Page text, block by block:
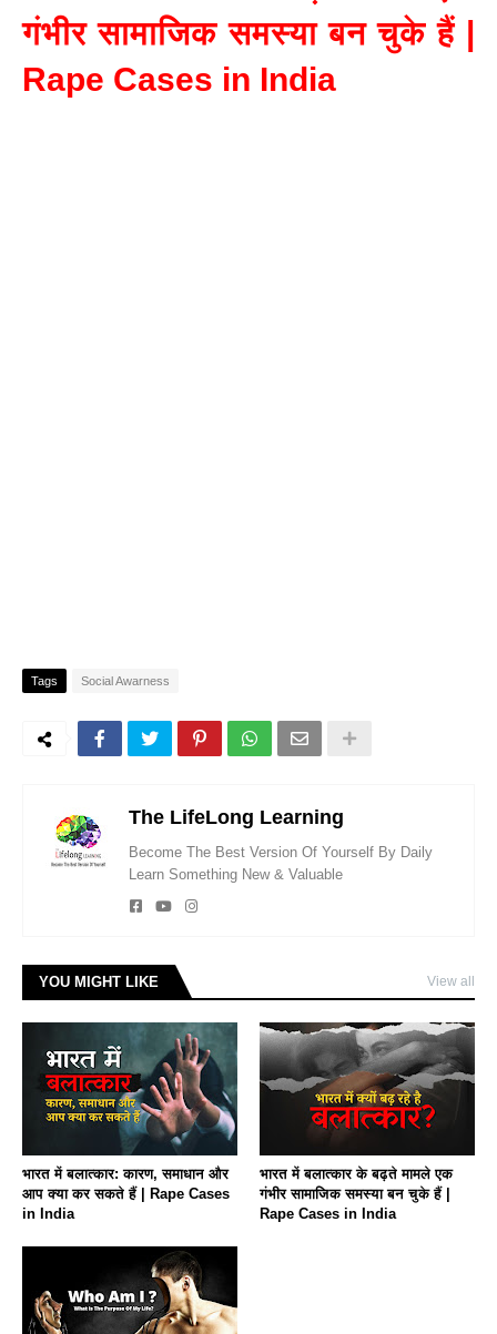
गंभीर सामाजिक समस्या बन चुके हैं |
Rape Cases in India
Tags Social Awarness
The LifeLong Learning
Become The Best Version Of Yourself By Daily
Learn Something New & Valuable
YOU MIGHT LIKE View all
भारत में बलात्कार: कारण, समाधान और
आप क्या कर सकते हैं | Rape Cases
in India
भारत में बलात्कार के बढ़ते मामले एक
गंभीर सामाजिक समस्या बन चुके हैं |
Rape Cases in India